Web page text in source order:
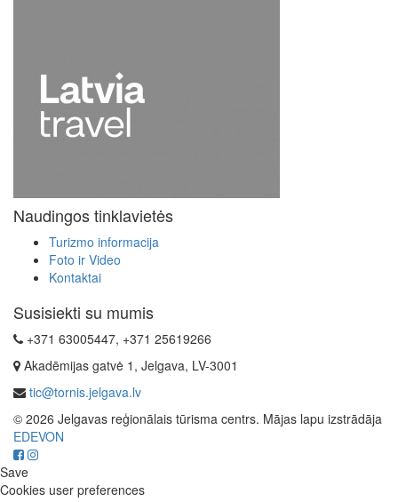
Naudingos tinklavietės
Turizmo informacija
Foto ir Video
Kontaktai
Susisiekti su mumis
+371 63005447, +371 25619266
Akadēmijas gatvė 1, Jelgava, LV-3001
tic@tornis.jelgava.lv
© 2026 Jelgavas reģionālais tūrisma centrs. Mājas lapu izstrādāja
EDEVON
Save
Cookies user preferences